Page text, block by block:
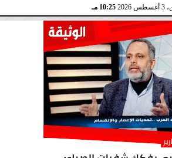
2026 10:25 مـ